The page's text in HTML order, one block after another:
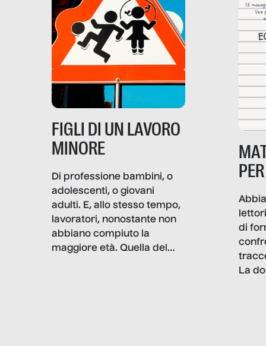
soprattutto nei luoghi di
frattura. Questo reportage
nasce dall’idea che guerre
e crisi penetrino nel tessuto
più intimo delle società per
alterarne le molecole
professionali – e, attraverso
esse, il senso stesso della
lavoro rovescia la sua
gravità.
FIGLI DI UN LAVORO
MINORE
Di professione bambini, o
adolescenti, o giovani
adulti. E, allo stesso tempo,
lavoratori, nonostante non
abbiano compiuto la
maggiore età. Quella del
di
La